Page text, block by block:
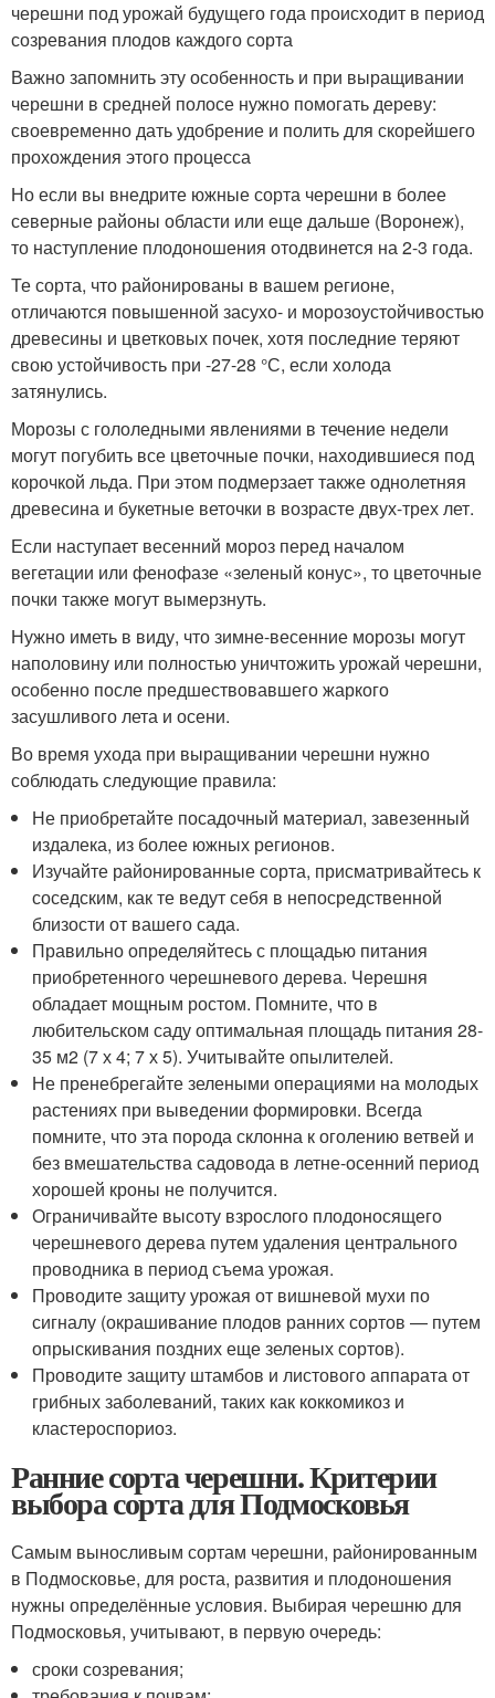
черешни под урожай будущего года происходит в период
созревания плодов каждого сорта
Важно запомнить эту особенность и при выращивании
черешни в средней полосе нужно помогать дереву:
своевременно дать удобрение и полить для скорейшего
прохождения этого процесса
Но если вы внедрите южные сорта черешни в более
северные районы области или еще дальше (Воронеж),
то наступление плодоношения отодвинется на 2-3 года.
Те сорта, что районированы в вашем регионе,
отличаются повышенной засухо- и морозоустойчивостью
древесины и цветковых почек, хотя последние теряют
свою устойчивость при -27-28 °С, если холода
затянулись.
Морозы с гололедными явлениями в течение недели
могут погубить все цветочные почки, находившиеся под
корочкой льда. При этом подмерзает также однолетняя
древесина и букетные веточки в возрасте двух-трех лет.
Если наступает весенний мороз перед началом
вегетации или фенофазе «зеленый конус», то цветочные
почки также могут вымерзнуть.
Нужно иметь в виду, что зимне-весенние морозы могут
наполовину или полностью уничтожить урожай черешни,
особенно после предшествовавшего жаркого
засушливого лета и осени.
Во время ухода при выращивании черешни нужно
соблюдать следующие правила:
Не приобретайте посадочный материал, завезенный
издалека, из более южных регионов.
Изучайте районированные сорта, присматривайтесь к
соседским, как те ведут себя в непосредственной
близости от вашего сада.
Правильно определяйтесь с площадью питания
приобретенного черешневого дерева. Черешня
обладает мощным ростом. Помните, что в
любительском саду оптимальная площадь питания 28-
35 м2 (7 х 4; 7 х 5). Учитывайте опылителей.
Не пренебрегайте зелеными операциями на молодых
растениях при выведении формировки. Всегда
помните, что эта порода склонна к оголению ветвей и
без вмешательства садовода в летне-осенний период
хорошей кроны не получится.
Ограничивайте высоту взрослого плодоносящего
черешневого дерева путем удаления центрального
проводника в период съема урожая.
Проводите защиту урожая от вишневой мухи по
сигналу (окрашивание плодов ранних сортов — путем
опрыскивания поздних еще зеленых сортов).
Проводите защиту штамбов и листового аппарата от
грибных заболеваний, таких как коккомикоз и
кластероспориоз.
Ранние сорта черешни. Критерии
выбора сорта для Подмосковья
Самым выносливым сортам черешни, районированным
в Подмосковье, для роста, развития и плодоношения
нужны определённые условия. Выбирая черешню для
Подмосковья, учитывают, в первую очередь:
сроки созревания;